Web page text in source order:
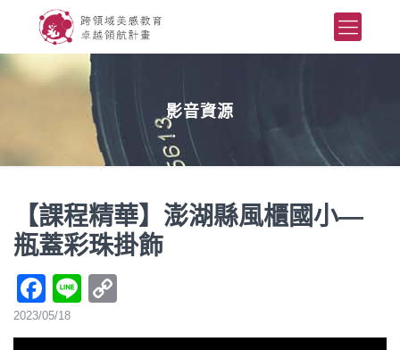
影音資源
【課程精華】澎湖縣風櫃國小—
瓶蓋彩珠掛飾
Facebook
Line
2023/05/18